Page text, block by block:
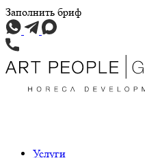
Заполнить бриф
Услуги